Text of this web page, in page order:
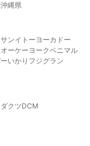
沖縄県
ンイトーヨーカドー
オーケー ヨークベニマル
いかり フジグラン
クツDCM